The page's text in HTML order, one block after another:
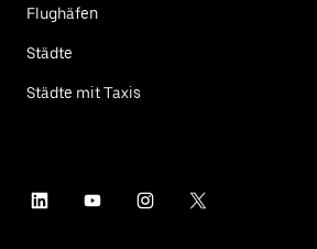
Flughäfen
Städte
Städte mit Taxis